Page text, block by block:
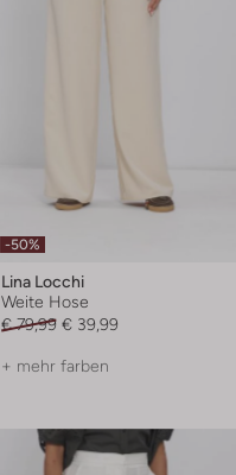
-50%
Lina Locchi
Weite Hose
€ 79,99 € 39,99
+ mehr farben